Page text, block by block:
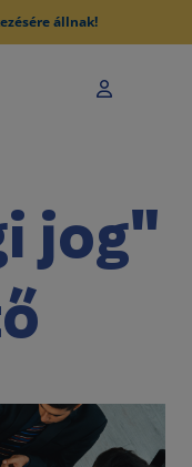
állnak!
jog"